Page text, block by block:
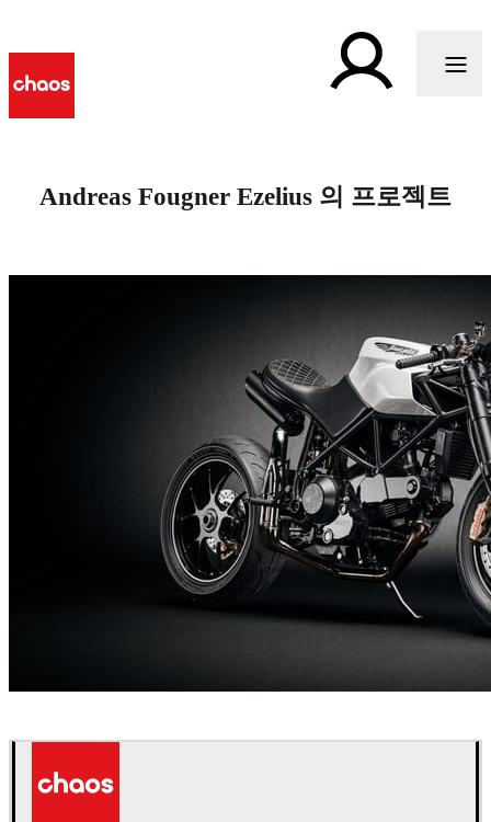
Andreas Fougner Ezelius 의 프로젝트